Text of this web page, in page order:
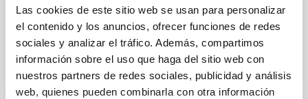
Las cookies de este sitio web se usan para personalizar
el contenido y los anuncios, ofrecer funciones de redes
sociales y analizar el tráfico. Además, compartimos
información sobre el uso que haga del sitio web con
nuestros partners de redes sociales, publicidad y análisis
web, quienes pueden combinarla con otra información
Fecha de publicación 19/12/2022 - 15:18